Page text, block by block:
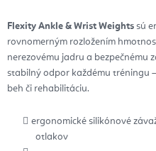
Flexity Ankle & Wrist Weights sú
rovnomerným rozložením
nerezovému jadru a bezpečnému
stabilný odpor každému tréningu
beh či rehabilitáciu.
ergonomické silikónové
otlakov